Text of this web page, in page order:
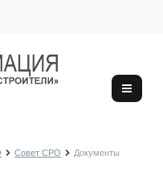
Совет СРО Документы